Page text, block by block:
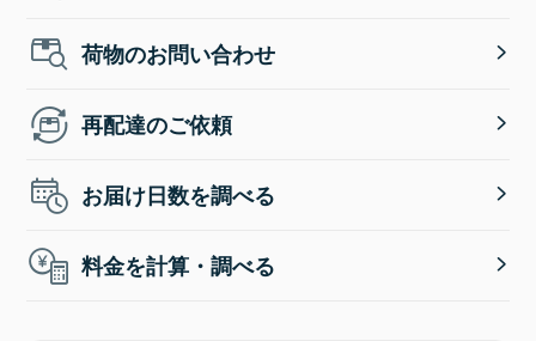
荷物のお問い合わせ
再配達のご依頼
お届け日数を調べる
料金を計算・調べる